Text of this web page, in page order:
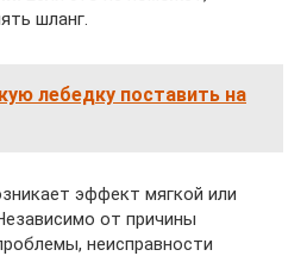
шланг.
лебедку поставить на
эффект мягкой или
от причины
неисправности